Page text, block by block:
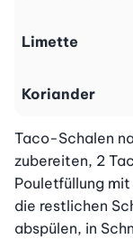
Limette
Koriander
Taco-Schalen
zubereiten, 2
Pouletfüllung mit
die restlichen
abspülen, in